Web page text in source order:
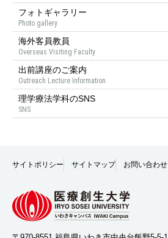
フォトギャラリー
Photo gallery
海外客員教員
Overseas Visiting Faculty
出前講座のご案内
Outreach Lecture Information
理学療法学科のSNS
SNS
サイトポリシー サイトマップ お問い合わせ